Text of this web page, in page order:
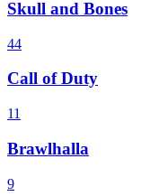
Skull and Bones
44
Call of Duty
11
Brawlhalla
9